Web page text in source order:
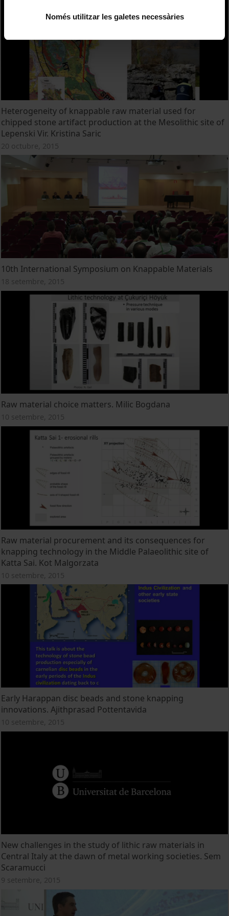
Només utilitzar les galetes necessàries
Heterogeneity of knappable raw material used for
chipped stone artifact production at the Mesolithic site of
Lepenski Vir. Kristina Saric
20 octubre, 2015
10th International Symposium on Knappable Materials
18 setembre, 2015
Raw material choice matters. Milic Bogdana
10 setembre, 2015
Raw material procurement and its consequences for
knapping technology in the Middle Palaeolithic site of
Katta Sai. Kot Malgorzata
10 setembre, 2015
Early Harappan disc beads and stone knapping
innovations. Ajithprasad Pottentavida
10 setembre, 2015
New challenges in the study of lithic raw materials in
Central Italy at the dawn of metal working societies. Sem
Scaramucci
9 setembre, 2015